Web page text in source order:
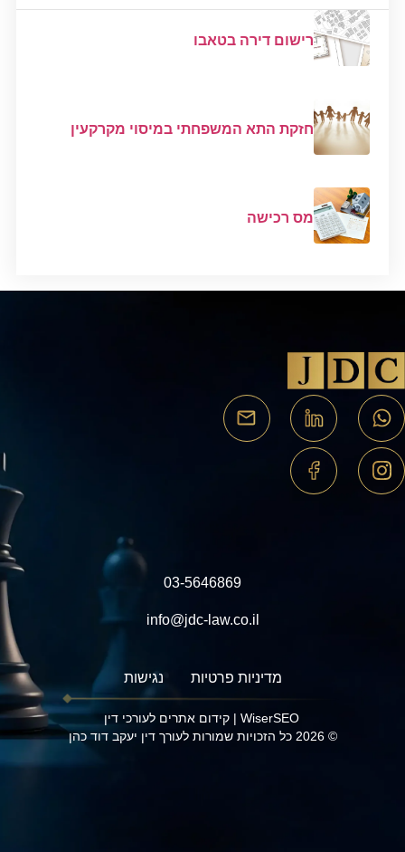
רישום דירה בטאבו
חזקת התא המשפחתי במיסוי מקרקעין
מס רכישה
03-5646869
info@jdc-law.co.il
מדיניות פרטיות נגישות
WiserSEO
| קידום אתרים לעורכי דין
© 2026 כל הזכויות שמורות לעורך דין יעקב דוד כהן